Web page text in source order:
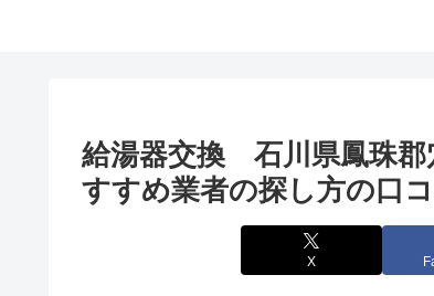
給湯器交換 石川県鳳珠
すすめ業者の探し方の口
X